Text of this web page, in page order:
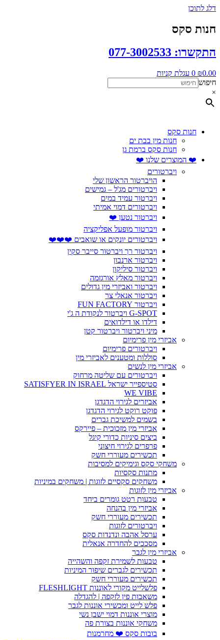
דלג לתוכן
חנות סקס
התקשרו: 077-3002533
₪0.00
0 עגלת קניות
חיפוש
×
חנות סקס
חנות מין בבת ים
חנות סקס ברמת גן
❤️ המוצרים שלנו ❤️
ויברטורים
הויברטור הראשון שלי
ויברטורים מג'ל – גמישים
ויברטור עמיד במים
ויברטורים דמוי אמיתי
ויברטור נטען ❤️
ויברטור מופעל אפליקציה
ויברטורים יונקים או שואבים ❤️❤️❤️
ויברטור רך ויברטור סייבר סקין
ויברטור ארנבון
ויברטור סיליקון
ויברטור מאלץ אורגזמה
ויברטור ואביזרי מין גדולים
ויברטור אנאלי צר
ויברטור FUN FACTORY
G-SPOT ויברטור לנקודת ה ג'י
דילדו או דילדואים
מיני ויברטור ויברטור קטן
אביזרי מין פרימיום
ויברטורים פרימיום
סוללות ומטענים לאביזרי מין
אביזרי מין לנשים
ויברטורים עם שליטה מרחוק
סטיספייר ישראל SATISFYER IN ISRAEL
WE VIBE
אביזרים לגירוי הדגדגן
פוקט רוקט לגירוי הדגדגן
בשמים למשיכת גברים
אביזרי מין מזכוכית – פיירקס
ביצים סיניות כדורי קיגל
פרפרים לגירוי חיצוני
תכשירים מעוררי חשק
משחקי סקס וגימיקים למסיבות
מתנות סקסיות
משחקים סקסיים לזוגות | משחקים במיניות
אביזרי מין לזוגות
טבעות רטט גומרים ביחד
אביזרי מין בהנחה
תכשירים מעוררי חשק
ויברטורים לזוגות
ערסל אהבה ונדנדות סקס
מסככים להחדרה אנאלית
אביזרי מין לגבר
טבעות לשמירת זקפה והשהייה
תכשירים לגברים שיפור המיניות
תכשירים מעוררי חשק
פלשלייט מקורי לאוננות FLESHLIGHT
משאבות פין לזקפה | להגדלה
פלש לייט ומכשירי אוננות לגבר
מוצרי אוננות דמוי ישבן נשי
משחקי אוננות בצורת פה
בובות סקס ❤️ מחרמנות